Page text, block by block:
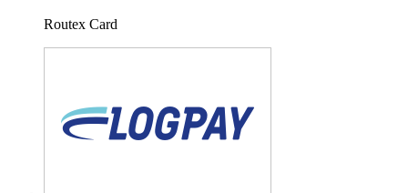
Routex Card